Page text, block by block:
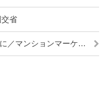
省
「駅徒歩5分圏内」物件、葛飾区では圏外より13％高額に／マンションマーケット調査